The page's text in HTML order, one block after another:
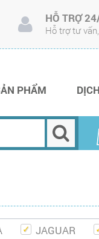
HỖ TRỢ
Hỗ trợ tư
PHẨM
JAGUAR